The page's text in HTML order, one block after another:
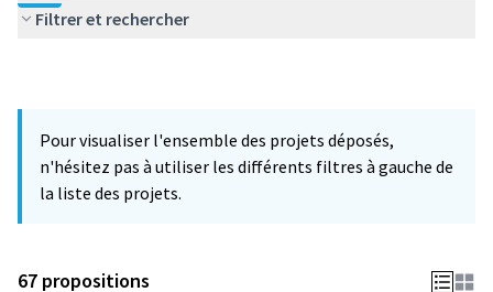
Filtrer et rechercher
Pour visualiser l'ensemble des projets déposés,
n'hésitez pas à utiliser les différents filtres à gauche de
la liste des projets.
67 propositions